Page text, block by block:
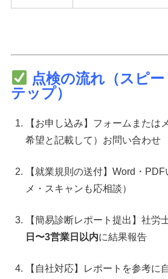
点検の流れ（スピ
テップ）
【お申し込み】フォームまたは
希望と記載して）お問い合わせ
【就業規則の送付】Word・
メ・スキャンも応相談）
【簡易診断レポート提出】社労
日〜3営業日以内に結果報告
【自社対応】レポートを参考に